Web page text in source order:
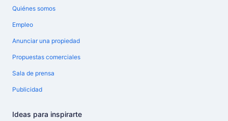
Quiénes somos
Empleo
Anunciar una propiedad
Propuestas comerciales
Sala de prensa
Publicidad
Ideas para inspirarte